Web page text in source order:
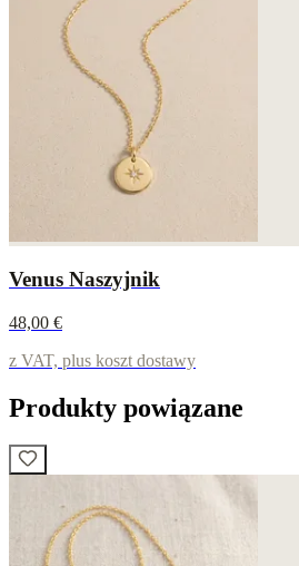
Venus Naszyjnik
48,00 €
z VAT, plus koszt dostawy
Produkty powiązane